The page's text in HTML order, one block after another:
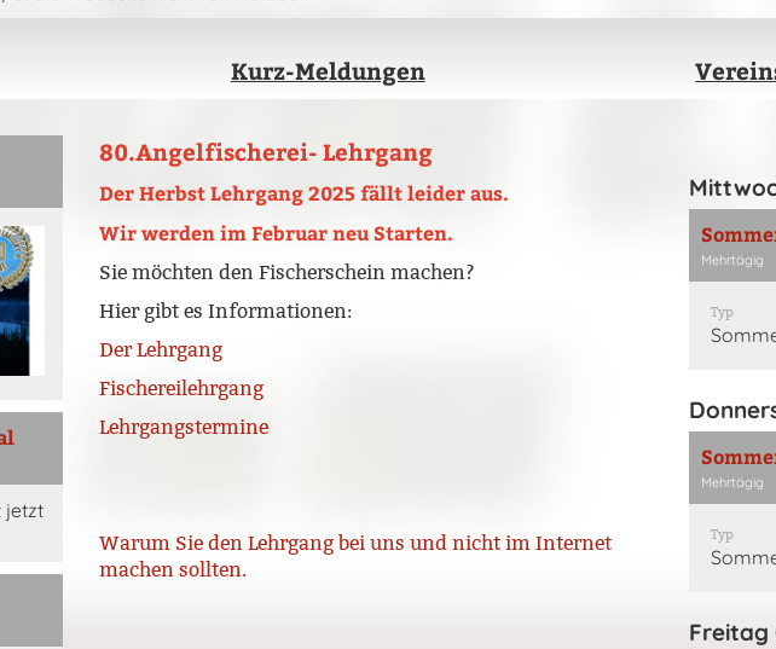
Kurz-Meldungen
jetzt
80.Angelfischerei- Lehrgang
Der Herbst Lehrgang 2025 fällt leider aus.
Wir werden im Februar neu Starten.
Sie möchten den Fischerschein machen?
Hier gibt es Informationen:
Der Lehrgang
Fischereilehrgang
Lehrgangstermine
Warum Sie den Lehrgang bei uns und nicht im Internet
machen sollten.
Mehrtägig
Typ
Mehrtägig
Typ
Freitag